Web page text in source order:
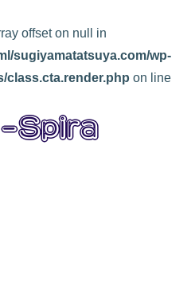
offset on null in
sugiyamatatsuya.com/wp-
class.cta.render.php on line